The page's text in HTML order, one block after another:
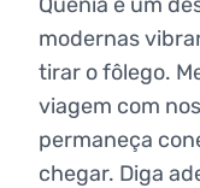
modernas
tirar o fôlego.
viagem com
permaneça
chegar. Diga